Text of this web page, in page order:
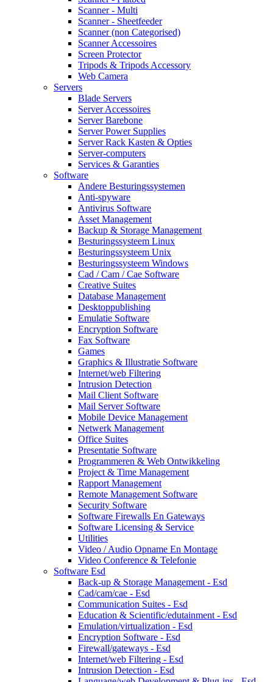
Scanner - Multi
Scanner - Sheetfeeder
Scanner (non Categorised)
Scanner Accessoires
Screen Protector
Tripods & Tripods Accessory
Web Camera
Servers
Blade Servers
Server Accessoires
Server Barebone
Server Power Supplies
Server Rack Kasten & Opties
Server-computers
Services & Garanties
Software
Andere Besturingssystemen
Anti-spyware
Antivirus Software
Asset Management
Backup & Storage Management
Besturingssysteem Linux
Besturingssysteem Unix
Besturingssysteem Windows
Cad / Cam / Cae Software
Creative Suites
Database Management
Desktoppublishing
Emulatie Software
Encryption Software
Fax Software
Games
Graphics & Illustratie Software
Internet/web Filtering
Intrusion Detection
Mail Client Software
Mail Server Software
Mobile Device Management
Netwerk Management
Office Suites
Presentatie Software
Programmeren & Web Ontwikkeling
Project & Time Management
Rapport Management
Remote Management Software
Security Software
Software Firewalls En Gateways
Software Licensing & Service
Utilities
Video / Audio Opname En Montage
Video Conference & Telefonie
Software Esd
Back-up & Storage Management - Esd
Cad/cam/cae - Esd
Communication Suites - Esd
Education & Scientific/edutainment - Esd
Emulation/virtualization - Esd
Encryption Software - Esd
Firewall/gateways - Esd
Internet/web Filtering - Esd
Intrusion Detection - Esd